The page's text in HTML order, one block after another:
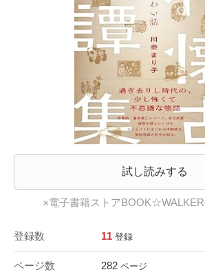
試し読みする
※電子書籍ストア
登録数 11 登録
ページ数 282 ページ